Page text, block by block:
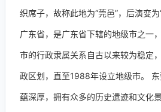
织席子，故称此地为“莞邑”，后演变
广东省，是广东省下辖的地级市之一
市的行政隶属关系自古以来较为稳定
政区划，直至1988年设立地级市。
蕴深厚，拥有众多的历史遗迹和文化